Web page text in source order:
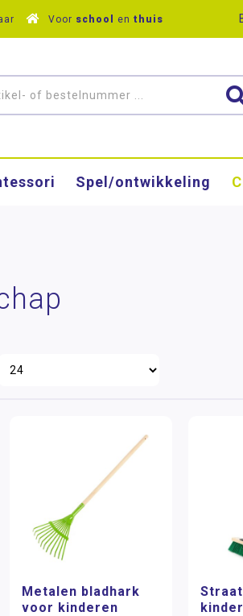
Voor school en thuis
Spel/ontwikkeling
Metalen bladhark
voor kinderen